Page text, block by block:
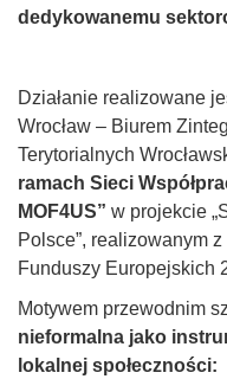
dedykowanemu
Działanie realizowane
Wrocław – Biurem
Terytorialnych
ramach Sieci
MOF4US” w projekcie
Polsce”, realizowanym
Funduszy Europejskich
Motywem przewodnim
nieformalna jako
lokalnej społeczności: